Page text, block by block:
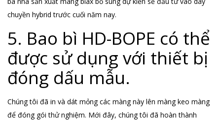
chuyền hybrid trước cuối năm nay.
5. Bao bì HD-BOPE có thể
được sử dụng với thiết bị
đóng dấu mẫu.
Chúng tôi đã in và dát mỏng các màng này lên màng keo màng
để đóng gói thử nghiệm. Mới đây, chúng tôi đã hoàn thành